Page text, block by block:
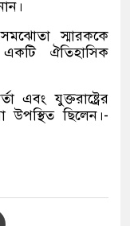
সমঝোতা স্মারককে
একটি ঐতিহাসিক
এবং যুক্তরাষ্ট্রের
উপস্থিত ছিলেন।-